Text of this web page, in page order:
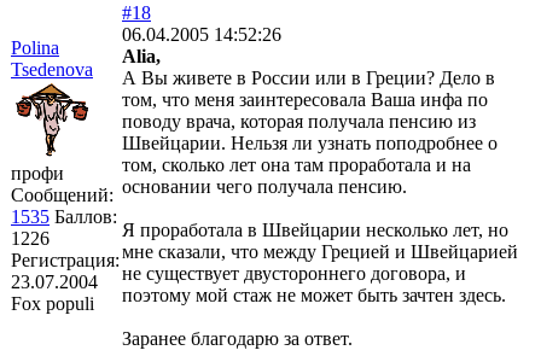
Polina
Tsedenova
профи
Сообщений:
1535 Баллов:
1226
Регистрация:
23.07.2004
Fox populi
#18
06.04.2005 14:52:26
Alia,
А Вы живете в России или в Греции? Дело в
том, что меня заинтересовала Ваша инфа по
поводу врача, которая получала пенсию из
Швейцарии. Нельзя ли узнать поподробнее о
том, сколько лет она там проработала и на
основании чего получала пенсию.
Я проработала в Швейцарии несколько лет, но
мне сказали, что между Грецией и Швейцарией
не существует двустороннего договора, и
поэтому мой стаж не может быть зачтен здесь.
Заранее благодарю за ответ.